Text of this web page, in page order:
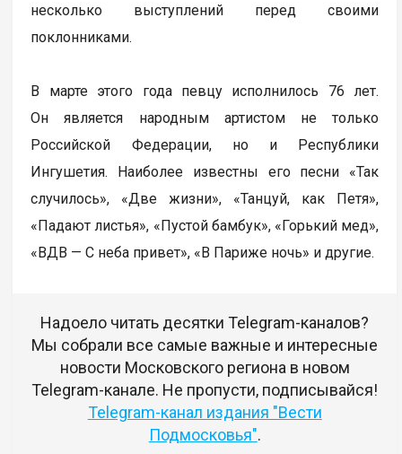
несколько выступлений перед своими
поклонниками.
В марте этого года певцу исполнилось 76 лет.
Он является народным артистом не только
Российской Федерации, но и Республики
Ингушетия. Наиболее известны его песни «Так
случилось», «Две жизни», «Танцуй, как Петя»,
«Падают листья», «Пустой бамбук», «Горький мед»,
«ВДВ — С неба привет», «В Париже ночь» и другие.
Надоело читать десятки Telegram-каналов?
Мы собрали все самые важные и интересные
новости Московского региона в новом
Telegram-канале. Не пропусти, подписывайся!
Telegram-канал издания "Вести
Подмосковья".